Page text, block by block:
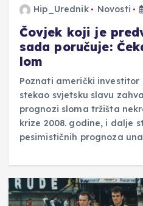
Hip_Urednik Novosti
Čovjek koji je
sada poručuje:
lom
Poznati američki investitor
stekao svjetsku slavu
prognozi sloma tržišta
krize 2008. godine, i dalje
pesimističnih prognoza